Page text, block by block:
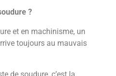
?
et en machinisme, un
toujours au mauvais